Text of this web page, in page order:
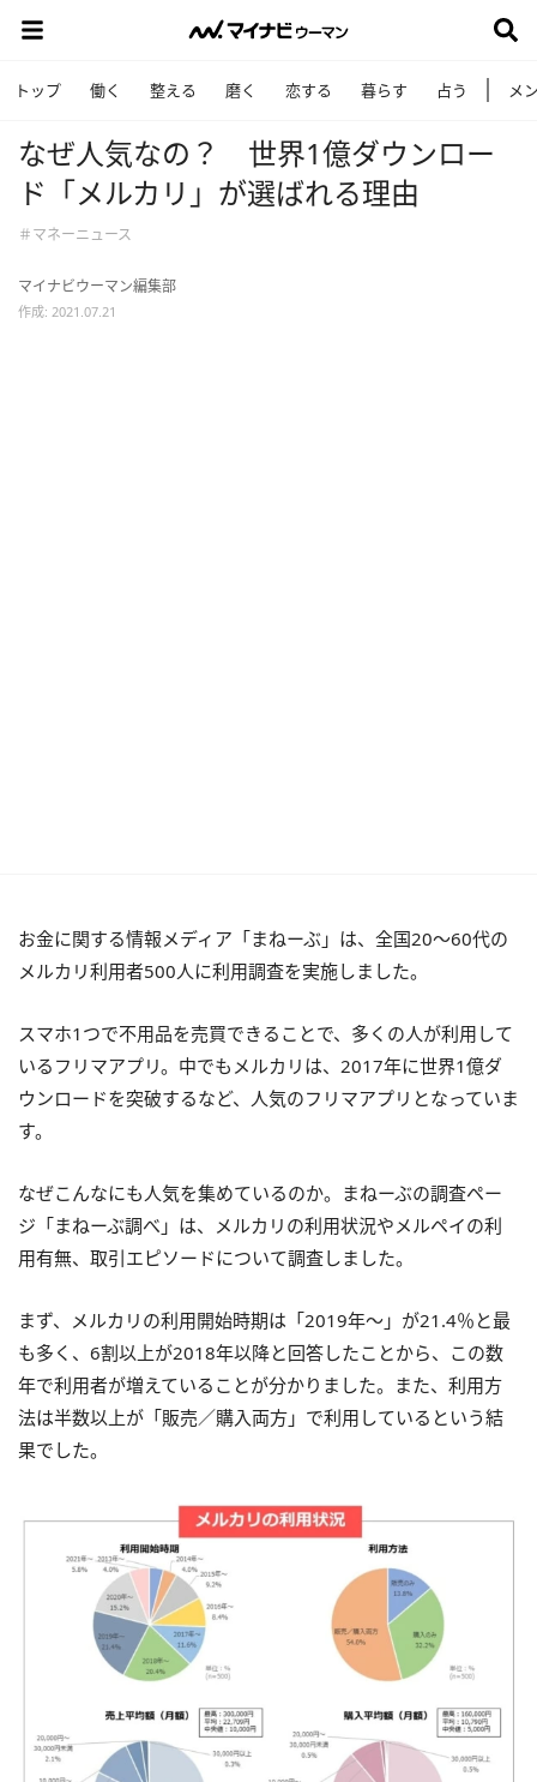
トップ 働く 整える 磨く 恋する 暮らす 占う メ
なぜ人気なの？ 世界1億ダウンロー
ド「メルカリ」が選ばれる理由
＃マネーニュース
マイナビウーマン編集部
作成: 2021.07.21
お金に関する情報メディア「まねーぶ」は、全国20～60代の
メルカリ利用者500人に利用調査を実施しました。
スマホ1つで不用品を売買できることで、多くの人が利用して
いるフリマアプリ。中でもメルカリは、2017年に世界1億ダ
ウンロードを突破するなど、人気のフリマアプリとなっていま
す。
なぜこんなにも人気を集めているのか。まねーぶの調査ペー
ジ「まねーぶ調べ」は、メルカリの利用状況やメルペイの利
用有無、取引エピソードについて調査しました。
まず、メルカリの利用開始時期は「2019年～」が21.4％と最
も多く、6割以上が2018年以降と回答したことから、この数
年で利用者が増えていることが分かりました。また、利用方
法は半数以上が「販売／購入両方」で利用しているという結
果でした。